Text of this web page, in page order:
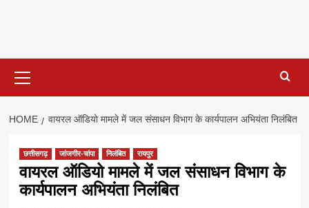
Menu
HOME वायरल ऑडियो मामले में जल संसाधन विभाग के कार्यपालन अभियंता निलंबित
छत्तीसगढ़ जांजगीर-चांपा निलंबित रायपुर
वायरल ऑडियो मामले में जल संसाधन विभाग के
कार्यपालन अभियंता निलंबित